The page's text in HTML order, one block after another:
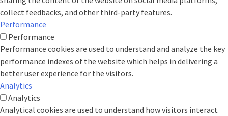
collect feedbacks, and other third-party features.
Performance
Performance
Performance cookies are used to understand and analyze the key
performance indexes of the website which helps in delivering a
better user experience for the visitors.
Analytics
Analytics
Analytical cookies are used to understand how visitors interact